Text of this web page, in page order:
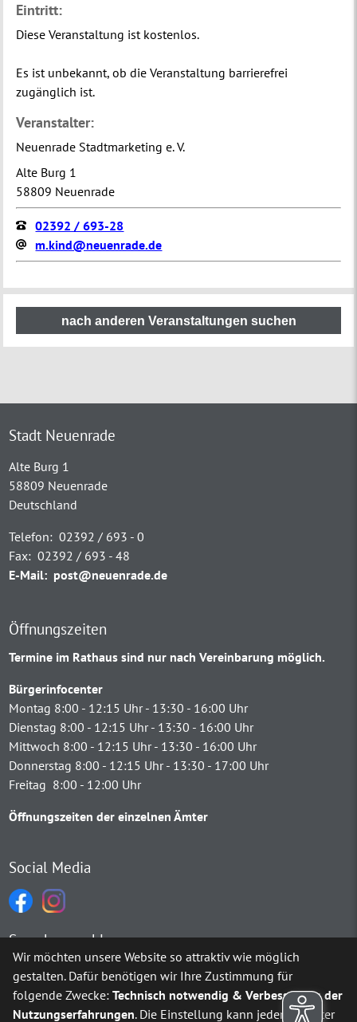
nach anderen Veranstaltungen suchen
Eintritt:
Diese Veranstaltung ist kostenlos.
Es ist unbekannt, ob die Veranstaltung barrierefrei
zugänglich ist.
Veranstalter:
Neuenrade Stadtmarketing e. V.
Alte Burg 1
58809 Neuenrade
02392 / 693-28
m.kind@neuenrade.de
Stadt Neuenrade
Alte Burg 1
58809 Neuenrade
Deutschland
Telefon: 02392 / 693 - 0
Fax: 02392 / 693 - 48
E-Mail: post@neuenrade.de
Öffnungszeiten
Termine im Rathaus sind nur nach Vereinbarung möglich.
Bürgerinfocenter
Montag 8:00 - 12:15 Uhr - 13:30 - 16:00 Uhr
Dienstag 8:00 - 12:15 Uhr - 13:30 - 16:00 Uhr
Mittwoch 8:00 - 12:15 Uhr - 13:30 - 16:00 Uhr
Donnerstag 8:00 - 12:15 Uhr - 13:30 - 17:00 Uhr
Freitag 8:00 - 12:00 Uhr
Öffnungszeiten der einzelnen Ämter
Social Media
Sprachauswahl
Möchten Sie vonGoogle Translate bereitgestellte externe
Wir möchten unsere Website so attraktiv wie möglich
gestalten. Dafür benötigen wir Ihre Zustimmung für
folgende Zwecke:Technisch notwendig & Verbesserung der
Nutzungserfahrungen. Die Einstellung kann jederzeit unter